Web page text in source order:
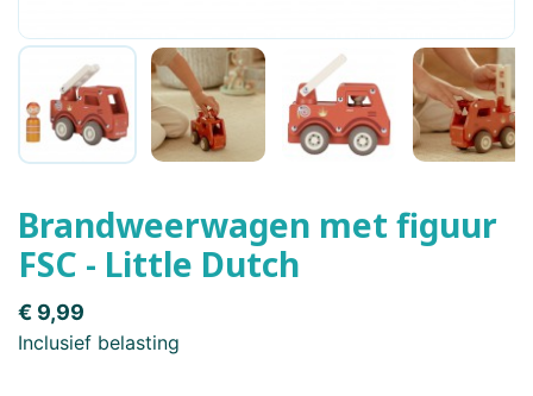
Brandweerwagen met figuur
FSC - Little Dutch
€ 9,99
Inclusief belasting